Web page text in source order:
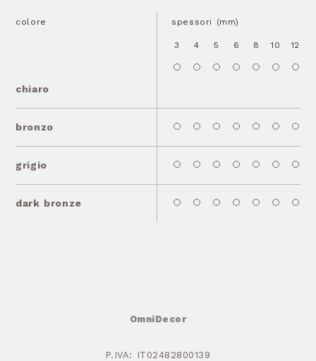
colore
chiaro
spessori (mm)
3 4 5 6 8 10 12
bronzo
grigio
dark bronze
OmniDecor
P.IVA: IT02482800139